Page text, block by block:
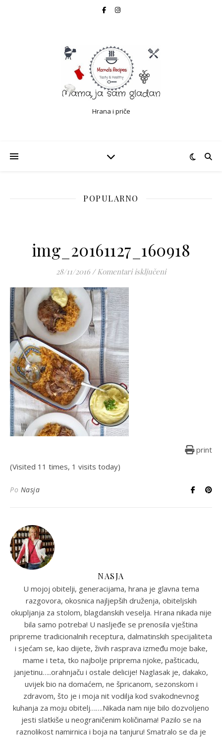
Hrana i priče
POPULARNO
img_20161127_160918
28/11/2016 / Komentari isključeniza
print
(Visited 11 times, 1 visits today)
Po Nasja
NASJA
U mojoj obitelji, generacijama, hrana je glavna tema
razgovora, okosnica najljepših druženja, obiteljskih
okupljanja za stolom, blagdanskih veselja. Hrana nikada nije
bila samo potreba! U nasljeđe se prenosila vještina
pripreme tradicionalnih receptura, dalmatinskih specijaliteta
i sjećam se, kao dijete, živih rasprava između moje bake,
mame i teta, tko najbolje priprema njoke, pašticadu,
janjetinu…..orahnjaču i ostale delicije! Naglasak je, dakako,
uvijek bio na domaćem, ne špricanom, sezonskom i
zdravom, što je i moja nit vodilja kod svakodnevnog
kuhanja za moju obitelj…….Nikada nam nije bilo dozvoljeno
jesti slatkiše u neograničenim količinama! Pazilo se na
raznolikost namirnica i boja na tanjuru! Smatralo se da je